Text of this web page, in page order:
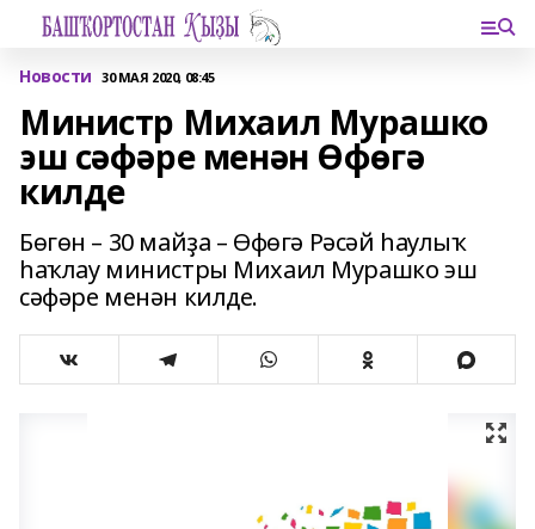
Новости 30 МАЯ 2020, 08:45
Министр Михаил Мурашко
эш сәфәре менән Өфөгә
килде
Бөгөн – 30 майҙа – Өфөгә Рәсәй һаулыҡ
һаҡлау министры Михаил Мурашко эш
сәфәре менән килде.